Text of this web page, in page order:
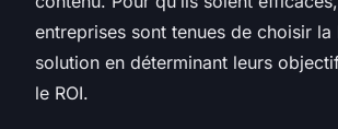
entreprises sont tenues de choisir la
solution en déterminant leurs
le ROI.